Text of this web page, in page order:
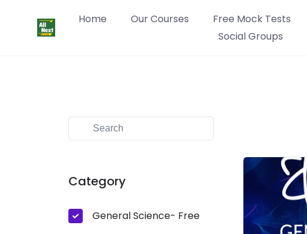
Home Our Courses Free Mock Tests
Social Groups
Category
General Science- Free